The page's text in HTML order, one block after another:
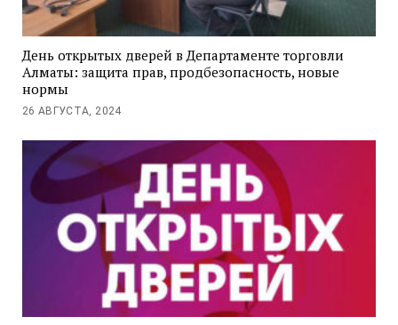
День открытых дверей в Департаменте торговли
Алматы: защита прав, продбезопасность, новые
нормы
26 АВГУСТА, 2024